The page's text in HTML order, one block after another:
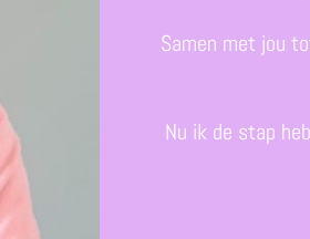
Samen met jou
Nu ik de stap